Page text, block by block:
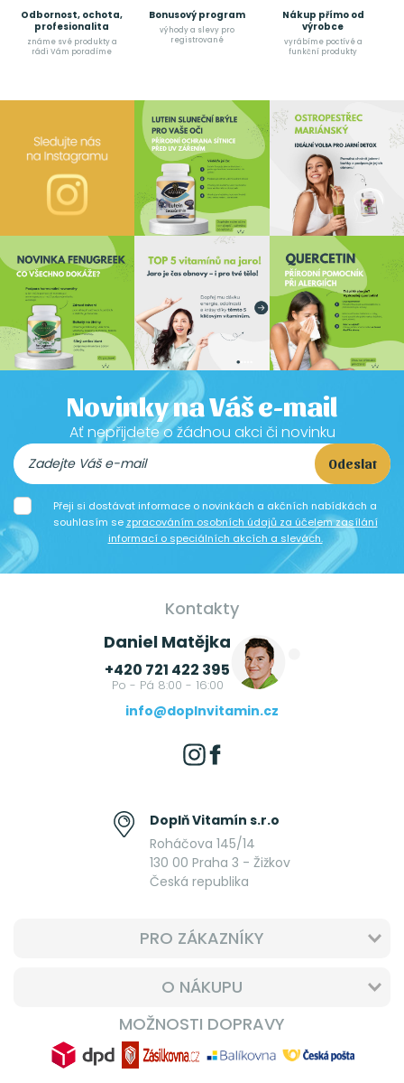
Odbornost, ochota,
profesionalita
známe své produkty a
rádi Vám poradíme
Bonusový program
výhody a slevy pro
registrované
Nákup přímo od
výrobce
vyrábíme poctívé a
funkční produkty
Novinky na Váš e-mail
Ať nepřijdete o žádnou akci či novinku
Odeslat
Přeji si dostávat informace o novinkách a akčních nabídkách a
souhlasím se zpracováním osobních údajů za účelem zasílání
informací o speciálních akcích a slevách.
Kontakty
Daniel Matějka
+420 721 422 395
Po - Pá 8:00 - 16:00
info@doplnvitamin.cz
Doplň Vitamín s.r.o
Roháčova 145/14
130 00 Praha 3 - Žižkov
Česká republika
PRO ZÁKAZNÍKY
O NÁKUPU
MOŽNOSTI DOPRAVY